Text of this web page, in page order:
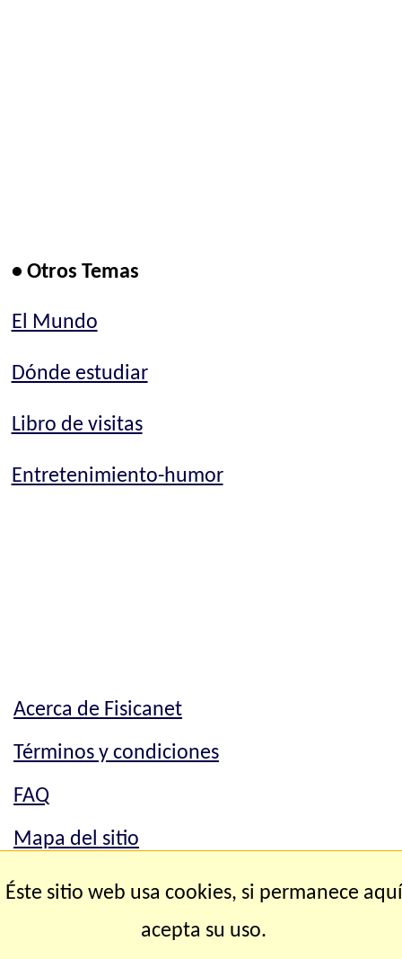
• Otros Temas
El Mundo
Dónde estudiar
Libro de visitas
Entretenimiento-humor
Acerca de Fisicanet
Términos y condiciones
FAQ
Mapa del sitio
Mapa del sitio
Éste sitio web usa cookies, si permanece aquí
acepta su uso.